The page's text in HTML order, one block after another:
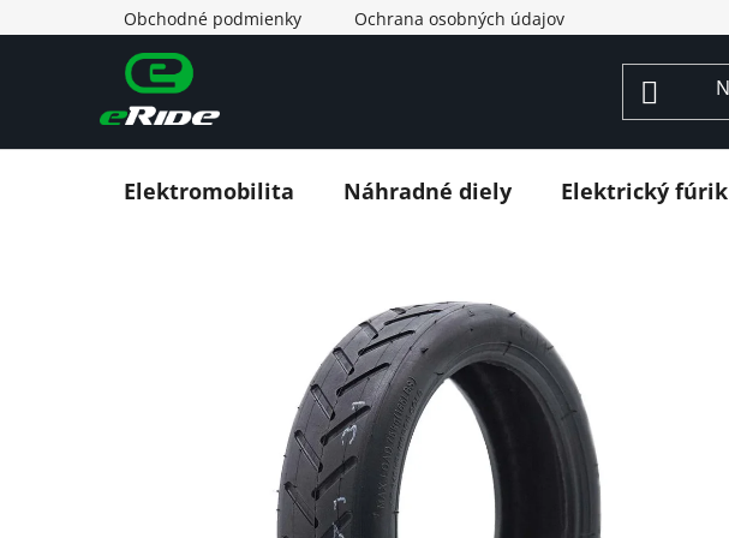
na
Obchodné podmienky Ochrana osobných údajov
Elektromobilita Náhradné diely Elektrický fúrik